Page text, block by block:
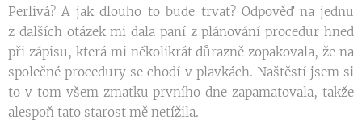
Perlivá? A jak dlouho to bude trvat? Odpověď na jednu
z dalších otázek mi dala paní z plánování procedur hned
při zápisu, která mi několikrát důrazně zopakovala, že na
společné procedury se chodí v plavkách. Naštěstí jsem si
to v tom všem zmatku prvního dne zapamatovala, takže
alespoň tato starost mě netížila.